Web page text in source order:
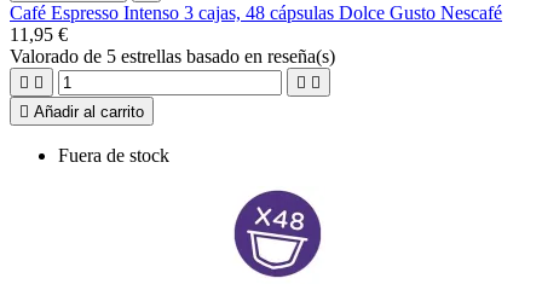
Café Espresso Intenso 3 cajas, 48 cápsulas Dolce Gusto Nescafé
11,95 €
Valorado de 5 estrellas basado en reseña(s)
   
 Añadir al carrito
Fuera de stock